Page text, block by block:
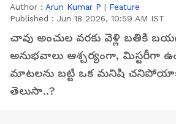
Author : Arun Kumar P | Feature
Published : Jun 18 2026, 10:59 AM IST
చావు అంచుల వరకు వెళ్లి బతికి
అనుభవాలు ఆశ్చర్యంగా, మిస్టరీగా
మాటలను బట్టి ఒక మనిషి చనిపోయాక
తెలుసా..?